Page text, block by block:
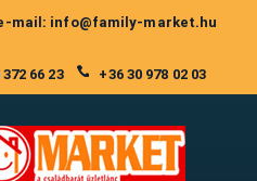
e-mail: info@family-market.hu
372 66 23 +36 30 978 02 03